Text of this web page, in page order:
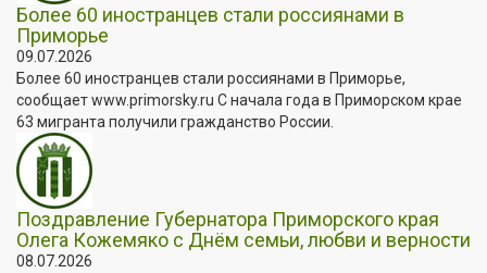
Более 60 иностранцев стали россиянами в
Приморье
09.07.2026
Более 60 иностранцев стали россиянами в Приморье,
сообщает www.primorsky.ru С начала года в Приморском крае
63 мигранта получили гражданство России.
Поздравление Губернатора Приморского края
Олега Кожемяко с Днём семьи, любви и верности
08.07.2026